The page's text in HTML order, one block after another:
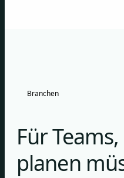
Branchen
Für
planen